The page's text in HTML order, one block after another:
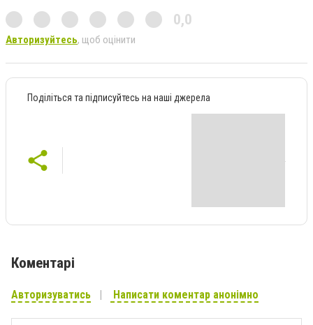
0,0
Авторизуйтесь, щоб оцінити
Поділіться та підписуйтесь на наші джерела
Коментарі
Авторизуватись Написати коментар анонімно